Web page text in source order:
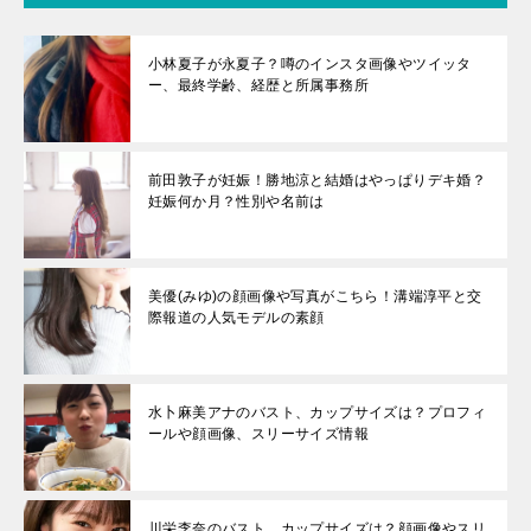
小林夏子が永夏子？噂のインスタ画像やツイッタ
ー、最終学齢、経歴と所属事務所
前田敦子が妊娠！勝地涼と結婚はやっぱりデキ婚？
妊娠何か月？性別や名前は
美優(みゆ)の顔画像や写真がこちら！溝端淳平と交
際報道の人気モデルの素顔
水卜麻美アナのバスト、カップサイズは？プロフィ
ールや顔画像、スリーサイズ情報